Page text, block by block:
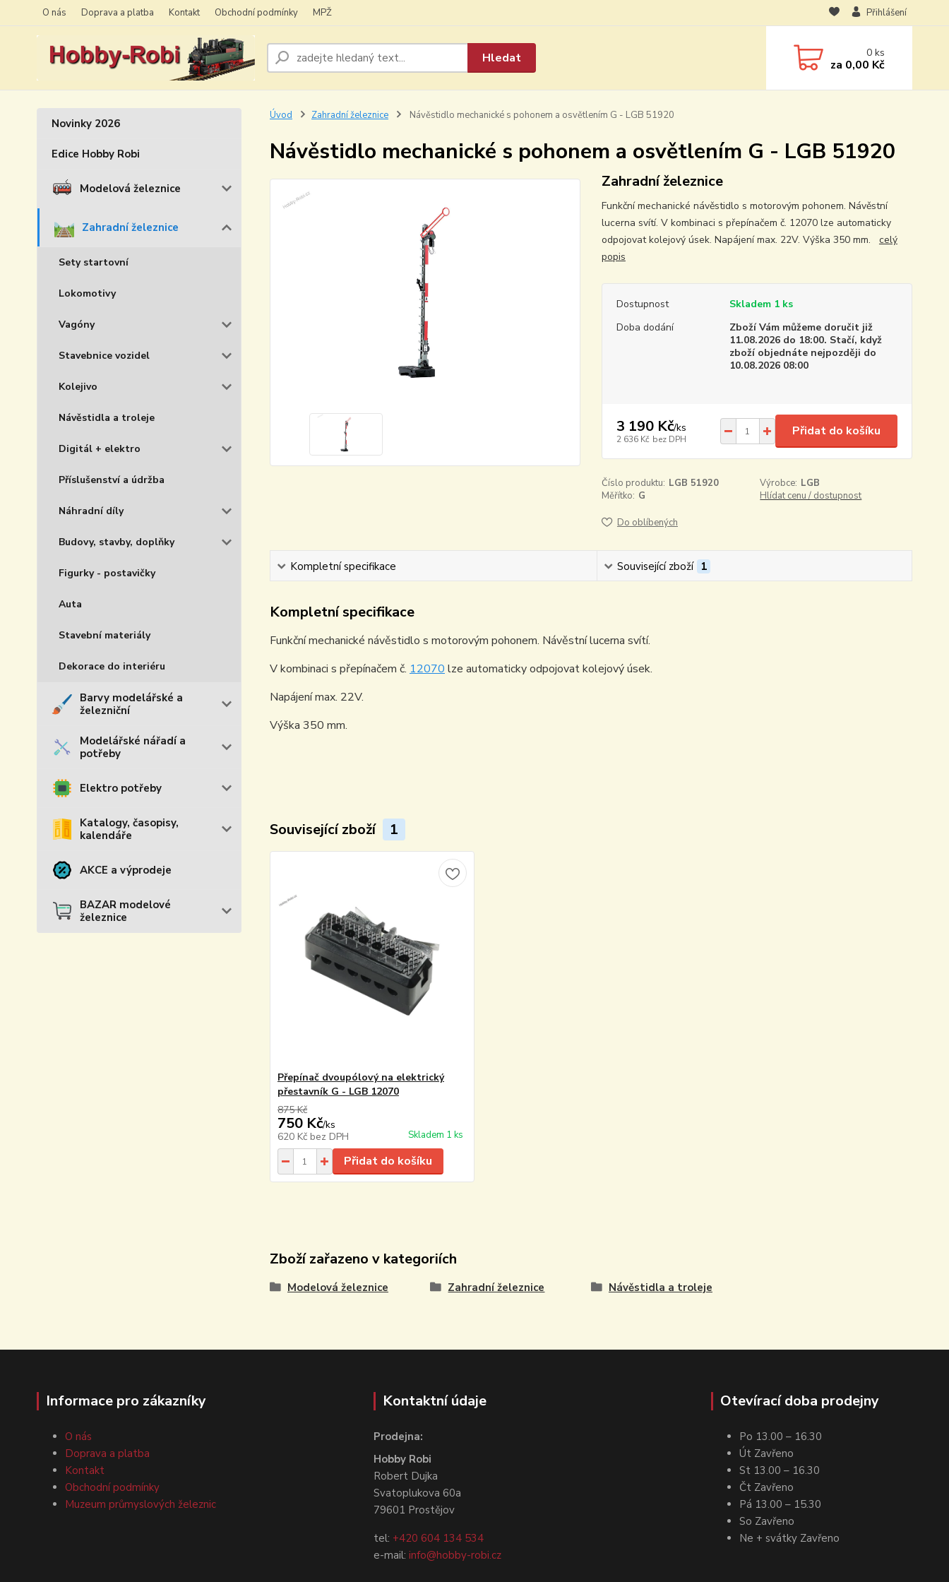
O nás Doprava a platba Kontakt Obchodní podmínky MPŽ Přihlášení
Hledat 0ks
za 0,00 Kč
Novinky 2026
Edice Hobby Robi
Modelová železnice
Zahradní železnice
Sety startovní
Lokomotivy
Vagóny
Stavebnice vozidel
Kolejivo
Návěstidla a troleje
Digitál + elektro
Příslušenství a údržba
Náhradní díly
Budovy, stavby, doplňky
Figurky - postavičky
Auta
Stavební materiály
Dekorace do interiéru
Barvy modelářské a
železniční
Modelářské nářadí a
potřeby
Elektro potřeby
Katalogy, časopisy,
kalendáře
AKCE a výprodeje
BAZAR modelové
železnice
Úvod Zahradní železnice Návěstidlo mechanické s pohonem a osvětlením G - LGB 51920
Návěstidlo mechanické s pohonem a osvětlením G - LGB 51920
Zahradní železnice
Funkční mechanické návěstidlo s motorovým pohonem. Návěstní
lucerna svítí. V kombinaci s přepínačem č. 12070 lze automaticky
odpojovat kolejový úsek. Napájení max. 22V. Výška 350 mm. celý
popis
Dostupnost
Skladem 1 ks
Doba dodání
Zboží Vám můžeme doručit již
11.08.2026 do 18:00. Stačí, když
zboží objednáte nejpozději do
10.08.2026 08:00
3 190 Kč/ks
2 636 Kč bez DPH
Přidat do košíku
Číslo produktu: LGB 51920 Výrobce: LGB
Měřítko: G Hlídat cenu / dostupnost
Do oblíbených
Kompletní specifikace Související zboží 1
Kompletní specifikace
Funkční mechanické návěstidlo s motorovým pohonem. Návěstní lucerna svítí.
V kombinaci s přepínačem č. 12070 lze automaticky odpojovat kolejový úsek.
Napájení max. 22V.
Výška 350 mm.
Související zboží 1
Přepínač dvoupólový na elektrický
přestavník G - LGB 12070
875 Kč
750 Kč/ks
620 Kč bez DPH Skladem 1 ks
Přidat do košíku
Zboží zařazeno v kategoriích
Modelová železnice Zahradní železnice Návěstidla a troleje
Informace pro zákazníky
O nás
Doprava a platba
Kontakt
Obchodní podmínky
Muzeum průmyslových železnic
Kontaktní údaje
Prodejna:
Hobby Robi
Robert Dujka
Svatoplukova 60a
79601 Prostějov
tel: +420 604 134 534
e-mail:info@hobby-robi.cz
Otevírací doba prodejny
Po 13.00 – 16.30
Út Zavřeno
St 13.00 – 16.30
Čt Zavřeno
Pá 13.00 – 15.30
So Zavřeno
Ne + svátky Zavřeno